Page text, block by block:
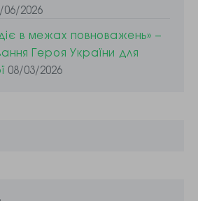
06/2026
в межах повноважень» –
Героя України для
08/03/2026